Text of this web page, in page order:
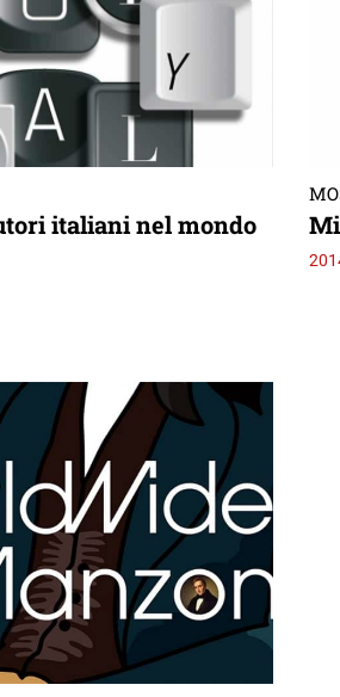
italiani nel mondo